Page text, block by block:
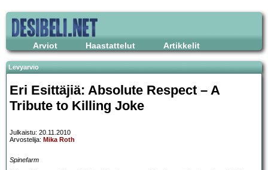
Arviot Haastattelut Artikkelit
Levyarvio
Eri Esittäjiä: Absolute Respect – A
Tribute to Killing Joke
Julkaistu: 20.11.2010
Arvostelija: Mika Roth
Spinefarm